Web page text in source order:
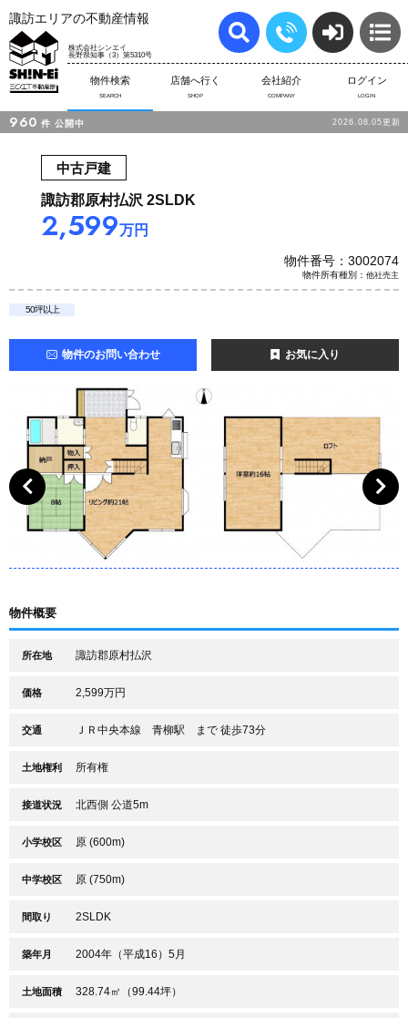
諏訪エリアの不動産情報
株式会社シンエイ
長野県知事（3）第5310号
物件検索
SEARCH
店舗へ行く
SHOP
会社紹介
COMPANY
ログイン
LOGIN
960 件 公開中 2026.08.05更新
中古戸建
諏訪郡原村払沢 2SLDK
2,599万円
物件番号：3002074
物件所有種別： 他社売主
50坪以上
物件のお問い合わせ お気に入り
物件概要
所在地 諏訪郡原村払沢
価格 2,599万円
交通 ＪＲ中央本線 青柳駅 まで 徒歩73分
土地権利 所有権
接道状況 北西側 公道5m
小学校区 原 (600m)
中学校区 原 (750m)
間取り 2SLDK
築年月 2004年（平成16）5月
土地面積 328.74㎡（99.44坪）